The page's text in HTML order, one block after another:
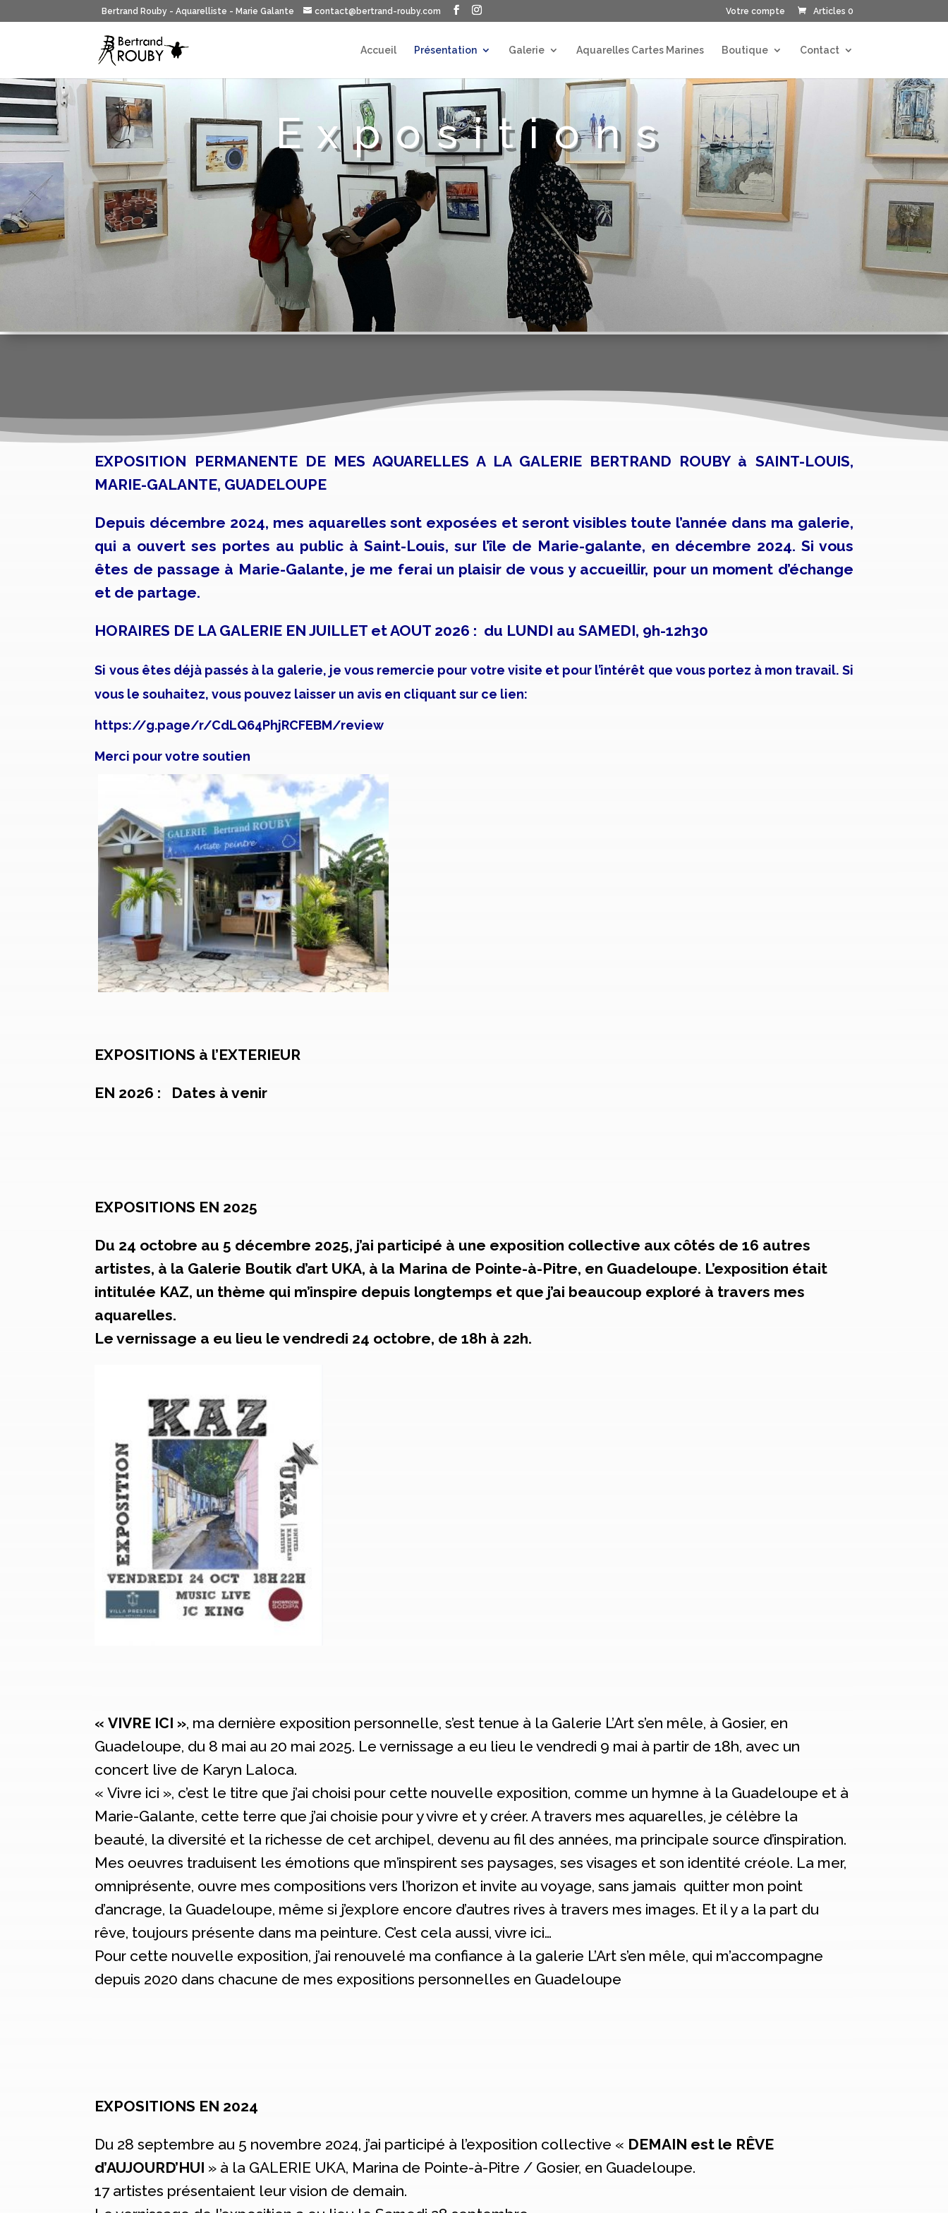
Bertrand Rouby - Aquarelliste - Marie Galante contact@bertrand-rouby.com Votre compte Articles 0
Accueil Présentation Galerie Aquarelles Cartes Marines Boutique Contact
Expositions
EXPOSITION PERMANENTE DE MES AQUARELLES A LA GALERIE BERTRAND ROUBY à SAINT-LOUIS,
MARIE-GALANTE, GUADELOUPE
Depuis décembre 2024, mes aquarelles sont exposées et seront visibles toute l’année dans ma galerie,
qui a ouvert ses portes au public à Saint-Louis, sur l’île de Marie-galante, en décembre 2024. Si vous
êtes de passage à Marie-Galante, je me ferai un plaisir de vous y accueillir, pour un moment d’échange
et de partage.
HORAIRES DE LA GALERIE EN JUILLET et AOUT 2026 : du LUNDI au SAMEDI, 9h-12h30
Si vous êtes déjà passés à la galerie, je vous remercie pour votre visite et pour l’intérêt que vous portez à mon travail. Si
vous le souhaitez, vous pouvez laisser un avis en cliquant sur ce lien:
https://g.page/r/CdLQ64PhjRCFEBM/review
Merci pour votre soutien
EXPOSITIONS à l’EXTERIEUR
EN 2026 : Dates à venir
EXPOSITIONS EN 2025
Du 24 octobre au 5 décembre 2025, j’ai participé à une exposition collective aux côtés de 16 autres
artistes, à la Galerie Boutik d’art UKA, à la Marina de Pointe-à-Pitre, en Guadeloupe. L’exposition était
intitulée KAZ, un thème qui m’inspire depuis longtemps et que j’ai beaucoup exploré à travers mes
aquarelles.
Le vernissage a eu lieu le vendredi 24 octobre, de 18h à 22h.
« VIVRE ICI », ma dernière exposition personnelle, s’est tenue à la Galerie L’Art s’en mêle, à Gosier, en
Guadeloupe, du 8 mai au 20 mai 2025. Le vernissage a eu lieu le vendredi 9 mai à partir de 18h, avec un
concert live de Karyn Laloca.
« Vivre ici », c’est le titre que j’ai choisi pour cette nouvelle exposition, comme un hymne à la Guadeloupe et à
Marie-Galante, cette terre que j’ai choisie pour y vivre et y créer. A travers mes aquarelles, je célèbre la
beauté, la diversité et la richesse de cet archipel, devenu au fil des années, ma principale source d’inspiration.
Mes oeuvres traduisent les émotions que m’inspirent ses paysages, ses visages et son identité créole. La mer,
omniprésente, ouvre mes compositions vers l’horizon et invite au voyage, sans jamais quitter mon point
d’ancrage, la Guadeloupe, même si j’explore encore d’autres rives à travers mes images. Et il y a la part du
rêve, toujours présente dans ma peinture. C’est cela aussi, vivre ici…
Pour cette nouvelle exposition, j’ai renouvelé ma confiance à la galerie L’Art s’en mêle, qui m’accompagne
depuis 2020 dans chacune de mes expositions personnelles en Guadeloupe
EXPOSITIONS EN 2024
Du 28 septembre au 5 novembre 2024, j’ai participé à l’exposition collective « DEMAIN est le RÊVE
d’AUJOURD’HUI » à la GALERIE UKA, Marina de Pointe-à-Pitre / Gosier, en Guadeloupe.
17 artistes présentaient leur vision de demain.